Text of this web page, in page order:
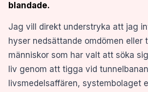
blandade.
Jag vill direkt understryka att jag
hyser nedsättande omdömen eller
människor som har valt att söka
liv genom att tigga vid
livsmedelsaffären, systembolaget